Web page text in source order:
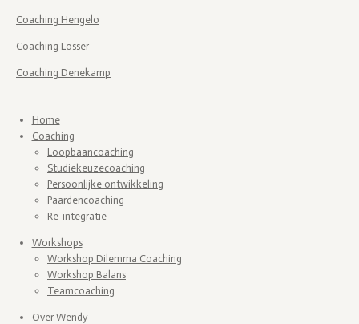
d
n
A
p
o
Coaching Hengelo
Coaching Losser
Coaching Denekamp
Home
Coaching
Loopbaancoaching
Studiekeuzecoaching
Persoonlijke ontwikkeling
Paardencoaching
Re-integratie
Workshops
Workshop Dilemma Coaching
Workshop Balans
Teamcoaching
Over Wendy